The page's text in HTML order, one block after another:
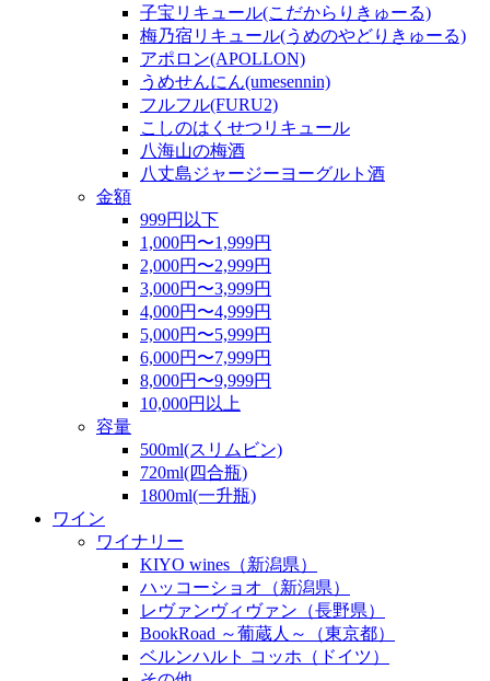
子宝リキュール(こだからりきゅーる)
梅乃宿リキュール(うめのやどりきゅーる)
アポロン(APOLLON)
うめせんにん(umesennin)
フルフル(FURU2)
こしのはくせつリキュール
八海山の梅酒
八丈島ジャージーヨーグルト酒
金額
999円以下
1,000円〜1,999円
2,000円〜2,999円
3,000円〜3,999円
4,000円〜4,999円
5,000円〜5,999円
6,000円〜7,999円
8,000円〜9,999円
10,000円以上
容量
500ml(スリムビン)
720ml(四合瓶)
1800ml(一升瓶)
ワイン
ワイナリー
KIYO wines（新潟県）
ハッコーショオ（新潟県）
レヴァンヴィヴァン（長野県）
BookRoad ～葡蔵人～（東京都）
ベルンハルト コッホ（ドイツ）